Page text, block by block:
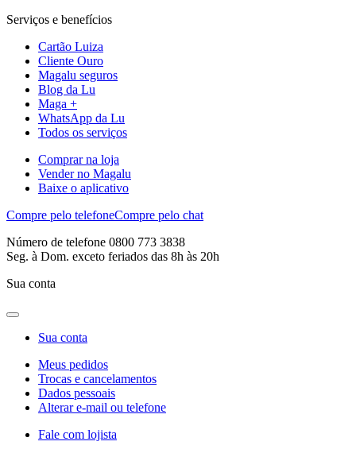
Serviços e benefícios
Cartão Luiza
Cliente Ouro
Magalu seguros
Blog da Lu
Maga +
WhatsApp da Lu
Todos os serviços
Comprar na loja
Vender no Magalu
Baixe o aplicativo
Compre pelo telefoneCompre pelo chat
Número de telefone 0800 773 3838
Seg. à Dom. exceto feriados das 8h às 20h
Sua conta
Sua conta
Meus pedidos
Trocas e cancelamentos
Dados pessoais
Alterar e-mail ou telefone
Fale com lojista